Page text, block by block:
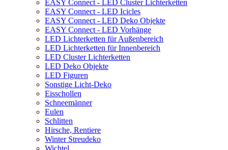
EASY Connect - LED Cluster Lichterketten
EASY Connect - LED Icicles
EASY Connect - LED Deko Objekte
EASY Connect - LED Vorhänge
LED Lichterketten für Außenbereich
LED Lichterketten für Innenbereich
LED Cluster Lichterketten
LED Deko Objekte
LED Figuren
Sonstige Licht-Deko
Eisschollen
Schneemänner
Eulen
Schlitten
Hirsche, Rentiere
Winter Streudeko
Wichtel